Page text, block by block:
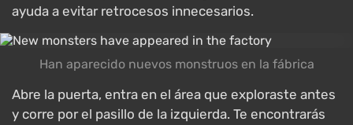
ayuda a evitar retrocesos innecesarios.
Han aparecido nuevos monstruos en la fábrica
Abre la puerta, entra en el área que exploraste antes
y corre por el pasillo de la izquierda. Te encontrarás